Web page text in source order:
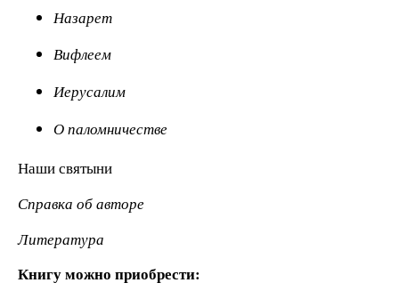
Назарет
Вифлеем
Иерусалим
О паломничестве
Наши святыни
Справка об авторе
Литература
Книгу можно приобрести: